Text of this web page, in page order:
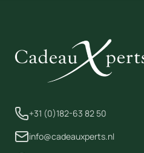
+31 (0)182-63 82 50
info@cadeauxperts.nl